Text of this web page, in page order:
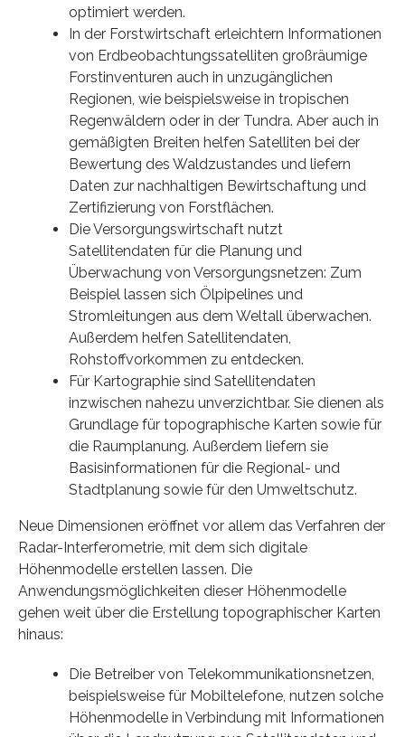
optimiert werden.
In der Forstwirtschaft erleichtern Informationen
von Erdbeobachtungssatelliten großräumige
Forstinventuren auch in unzugänglichen
Regionen, wie beispielsweise in tropischen
Regenwäldern oder in der Tundra. Aber auch in
gemäßigten Breiten helfen Satelliten bei der
Bewertung des Waldzustandes und liefern
Daten zur nachhaltigen Bewirtschaftung und
Zertifizierung von Forstflächen.
Die Versorgungswirtschaft nutzt
Satellitendaten für die Planung und
Überwachung von Versorgungsnetzen: Zum
Beispiel lassen sich Ölpipelines und
Stromleitungen aus dem Weltall überwachen.
Außerdem helfen Satellitendaten,
Rohstoffvorkommen zu entdecken.
Für Kartographie sind Satellitendaten
inzwischen nahezu unverzichtbar. Sie dienen als
Grundlage für topographische Karten sowie für
die Raumplanung. Außerdem liefern sie
Basisinformationen für die Regional- und
Stadtplanung sowie für den Umweltschutz.
Neue Dimensionen eröffnet vor allem das Verfahren der
Radar-Interferometrie, mit dem sich digitale
Höhenmodelle erstellen lassen. Die
Anwendungsmöglichkeiten dieser Höhenmodelle
gehen weit über die Erstellung topographischer Karten
hinaus:
Die Betreiber von Telekommunikationsnetzen,
beispielsweise für Mobiltelefone, nutzen solche
Höhenmodelle in Verbindung mit Informationen